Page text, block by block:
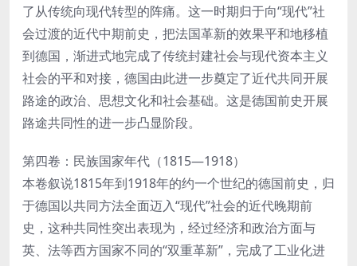
了从传统向现代转型的阵痛。这一时期归于向“现代”社
会过渡的近代中期前史，把法国革新的效果平和地移植
到德国，渐进式地完成了传统封建社会与现代资本主义
社会的平和对接，德国由此进一步奠定了近代共同开展
路途的政治、思想文化和社会基础。这是德国前史开展
路途共同性的进一步凸显阶段。
第四卷：民族国家年代（1815—1918）
本卷叙说1815年到1918年的约一个世纪的德国前史，归
于德国以共同方法全面迈入“现代”社会的近代晚期前
史，这种共同性突出表现为，经过经济和政治方面与
英、法等西方国家不同的“双重革新”，完成了工业化进